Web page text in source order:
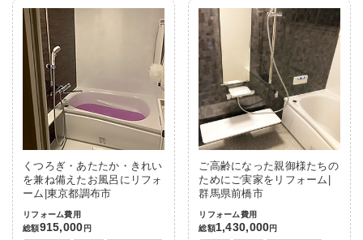
くつろぎ・あたたか・きれい
を兼ね備えたお風呂にリフォ
ーム|東京都調布市
リフォーム費用
総額915,000 円
ご高齢になった親御様たちの
ためにご実家をリフォーム|
群馬県前橋市
リフォーム費用
総額1,430,000円